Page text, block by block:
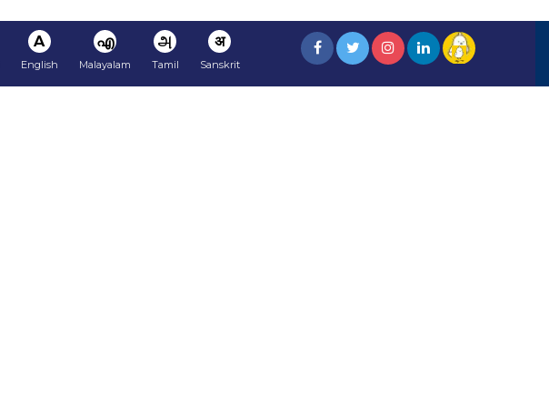
A
English
എ
Malayalam
அ
Tamil
अ
Sanskrit